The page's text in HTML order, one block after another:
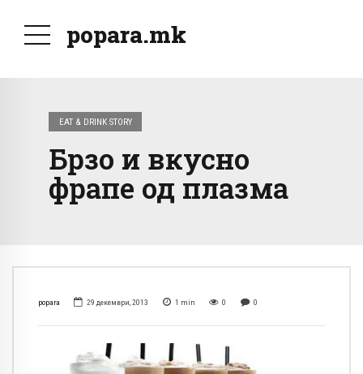
popara.mk
EAT & DRINK STORY
Брзо и вкусно
фрапе од плазма
popara 29 декември, 2013 1 min 0 0